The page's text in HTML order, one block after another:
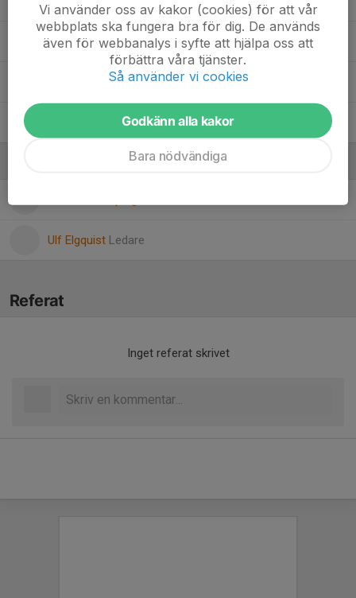
26. Stella Hallberg
17. Vanessa Toma
19. Wilma Fredén
Ulf Elgquist Ledare
Referat
Inget referat skrivet
Vi använder oss av kakor (cookies) för att vår
webbplats ska fungera bra för dig. De används
även för webbanalys i syfte att hjälpa oss att
förbättra våra tjänster.
Så använder vi cookies
Godkänn alla kakor
Bara nödvändiga